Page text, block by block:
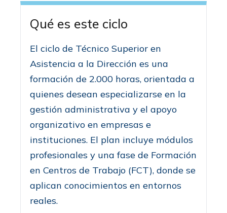
Qué es este ciclo
El ciclo de Técnico Superior en
Asistencia a la Dirección es una
formación de 2.000 horas, orientada a
quienes desean especializarse en la
gestión administrativa y el apoyo
organizativo en empresas e
instituciones. El plan incluye módulos
profesionales y una fase de Formación
en Centros de Trabajo (FCT), donde se
aplican conocimientos en entornos
reales.